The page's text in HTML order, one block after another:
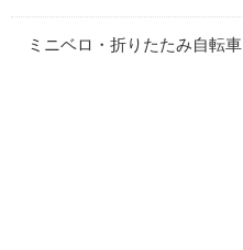
ミニベロ・折りたたみ自転車